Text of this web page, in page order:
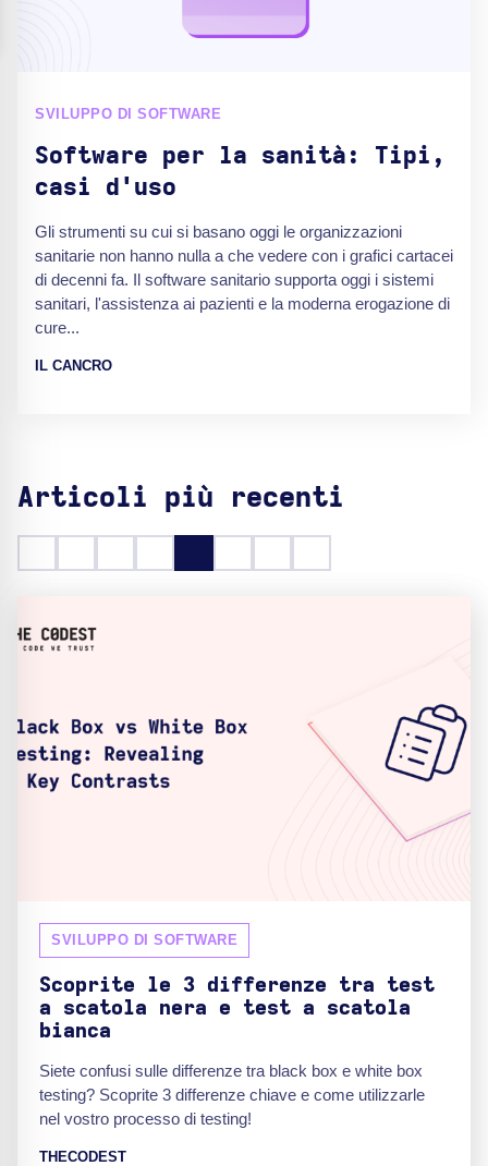
SVILUPPO DI SOFTWARE
Software per la sanità: Tipi,
casi d'uso
Gli strumenti su cui si basano oggi le organizzazioni
sanitarie non hanno nulla a che vedere con i grafici cartacei
di decenni fa. Il software sanitario supporta oggi i sistemi
sanitari, l'assistenza ai pazienti e la moderna erogazione di
cure...
IL CANCRO
Articoli più recenti
SVILUPPO DI SOFTWARE
Scoprite le 3 differenze tra test
a scatola nera e test a scatola
bianca
Siete confusi sulle differenze tra black box e white box
testing? Scoprite 3 differenze chiave e come utilizzarle
nel vostro processo di testing!
THECODEST